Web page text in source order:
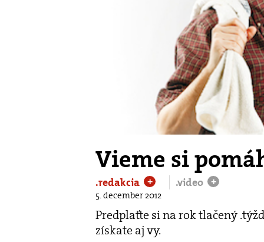
Vieme si
.redakcia + .video +
5. december 2012
Predplaťte si na rok tlačený
získate aj vy.